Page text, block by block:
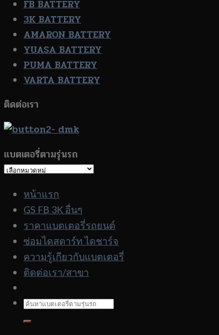
FB BATTERY
3K BATTERY
AMARON BATTERY
YUASA BATTERY
PUMA BATTERY
VARTA BATTERY
ติดต่อเรา
แบตเตอรี่ตามรุ่นรถ
แบตเตอรี่
รุ่น
รถ
หน้าแรก
GS FB 3K อื่นๆ
ราคาแบตเตอรี่รถยนต์
ซ่อมไดสตาร์ท ไดชาร์จ
ความรู้เกียวกับแบตเตอรี่
ติดต่อเรา/สาขา
ค้นหา: